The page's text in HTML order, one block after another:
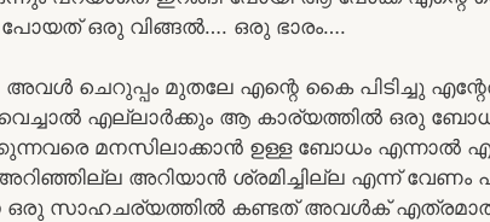
ഒരു വിങ്ങൽ…. ഒരു ഭാരം….
ചെറുപ്പം മുതലേ എന്റെ കൈ പിടിച്ചു
എല്ലാർക്കും ആ കാര്യത്തിൽ ഒരു
മനസിലാക്കാൻ ഉള്ള ബോധം എന്നാൽ
അറിയാൻ ശ്രമിച്ചില്ല എന്ന്
ഒരു സാഹചര്യത്തിൽ കണ്ടത് അവൾക്